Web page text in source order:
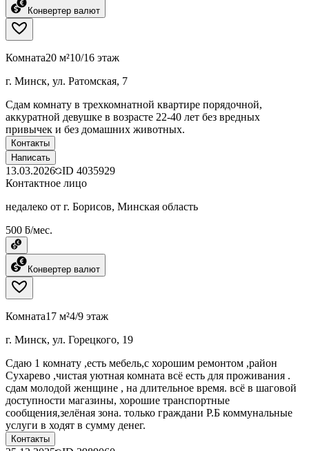
Конвертер валют
Комната20 м²10/16 этаж
г. Минск, ул. Ратомская, 7
Сдам комнату в трехкомнатной квартире порядочной,
аккуратной девушке в возрасте 22-40 лет без вредных
привычек и без домашних животных.
Контакты
Написать
13.03.2026 ID 4035929
Контактное лицо
недалеко от г. Борисов, Минская область
500 ƃ/мес.
Конвертер валют
Комната17 м²4/9 этаж
г. Минск, ул. Горецкого, 19
Сдаю 1 комнату ,есть мебель,с хорошим ремонтом ,район
Сухарево ,чистая уютная комната всё есть для проживания .
сдам молодой женщине , на длительное время. всё в шаговой
доступности магазины, хорошие транспортные
сообщения,зелёная зона. только граждани Р.Б коммунальные
услуги в ходят в сумму денег.
Контакты